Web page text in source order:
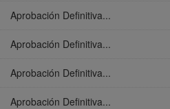
Aprobación Definitiva...
Aprobación Definitiva...
Aprobación Definitiva...
Aprobación Definitiva...